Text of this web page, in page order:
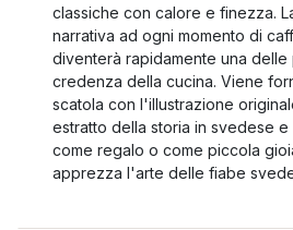
classiche con calore e finezza.
narrativa ad ogni momento di
diventerà rapidamente una
credenza della cucina. Viene
scatola con l'illustrazione
estratto della storia in svedese
come regalo o come piccola
apprezza l'arte delle fiabe